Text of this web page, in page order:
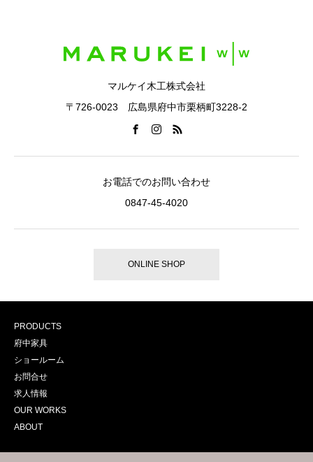
マルケイ木工株式会社
〒726-0023 広島県府中市栗柄町3228-2
お電話でのお問い合わせ
0847-45-4020
ONLINE SHOP
PRODUCTS
府中家具
ショールーム
お問合せ
求人情報
OUR WORKS
ABOUT